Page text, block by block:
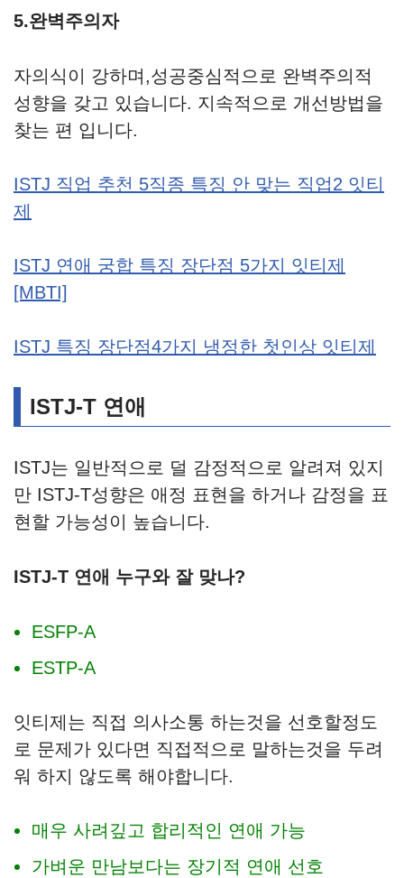
5.완벽주의자
자의식이 강하며,성공중심적으로 완벽주의적
성향을 갖고 있습니다. 지속적으로 개선방법을
찾는 편 입니다.
ISTJ 직업 추천 5직종 특징 안 맞는 직업2 잇티
제
ISTJ 연애 궁합 특징 장단점 5가지 잇티제
[MBTI]
ISTJ 특징 장단점4가지 냉정한 첫인상 잇티제
ISTJ-T 연애
ISTJ는 일반적으로 덜 감정적으로 알려져 있지
만 ISTJ-T성향은 애정 표현을 하거나 감정을 표
현할 가능성이 높습니다.
ISTJ-T 연애 누구와 잘 맞나?
ESFP-A
ESTP-A
잇티제는 직접 의사소통 하는것을 선호할정도
로 문제가 있다면 직접적으로 말하는것을 두려
워 하지 않도록 해야합니다.
매우 사려깊고 합리적인 연애 가능
가벼운 만남보다는 장기적 연애 선호